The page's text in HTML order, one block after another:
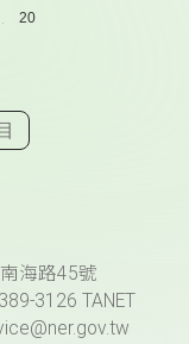
20
集
海路45號
3126 TANET